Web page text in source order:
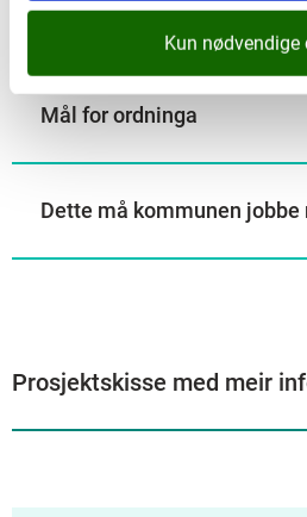
Kun nødvendige
Mål for ordninga
Dette må kommunen
Prosjektskisse med meir